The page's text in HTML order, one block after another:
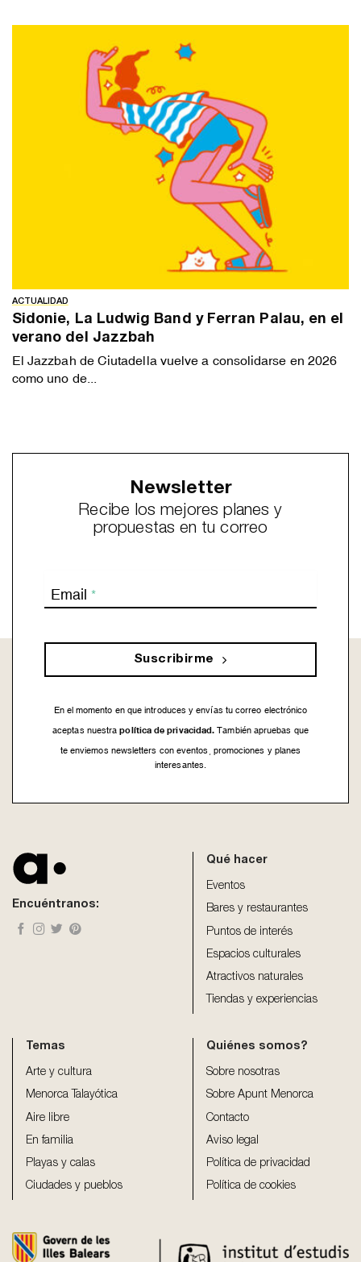
ACTUALIDAD
Sidonie, La Ludwig Band y Ferran Palau, en el
verano del Jazzbah
El Jazzbah de Ciutadella vuelve a consolidarse en 2026
como uno de...
Newsletter
Recibe los mejores planes y
propuestas en tu correo
Email *
Suscribirme
En el momento en que introduces y envías tu correo electrónico
aceptas nuestra política de privacidad. También apruebas que
te enviemos newsletters con eventos, promociones y planes
interesantes.
left
Encuéntranos:
Qué hacer
Eventos
Bares y restaurantes
Puntos de interés
Espacios culturales
Atractivos naturales
Tiendas y experiencias
Temas
Arte y cultura
Menorca Talayótica
Aire libre
En familia
Playas y calas
Ciudades y pueblos
Quiénes somos?
Sobre nosotras
Sobre Apunt Menorca
Contacto
Aviso legal
Política de privacidad
Política de cookies